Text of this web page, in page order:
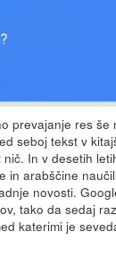
prevajanje res še
seboj tekst v
In v desetih
in arabščine
novosti.
tako da sedaj
katerimi je